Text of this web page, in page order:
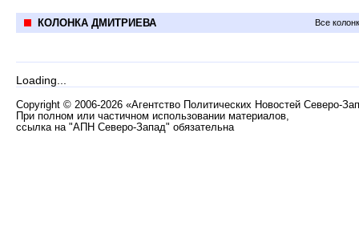
КОЛОНКА ДМИТРИЕВА Все
Loading...
Copyright © 2006-2026 «Агентство Политических Новостей Северо-
При полном или частичном использовании материалов,
ссылка на "АПН Северо-Запад" обязательна